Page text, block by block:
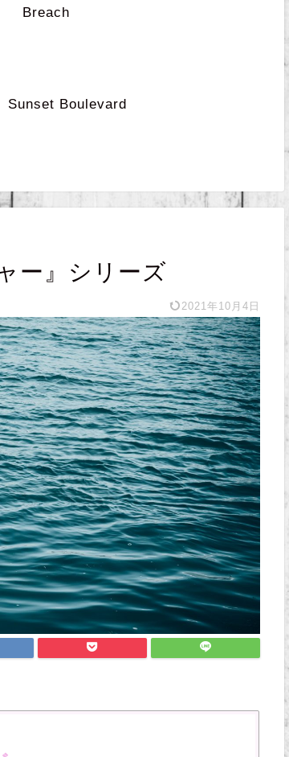
Breach
Sunset Boulevard
ー』シリーズ
2021年10月4日